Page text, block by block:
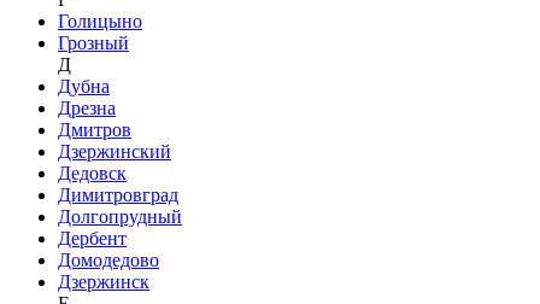
Голицыно
Грозный
Д
Дубна
Дрезна
Дмитров
Дзержинский
Дедовск
Димитровград
Долгопрудный
Дербент
Домодедово
Дзержинск